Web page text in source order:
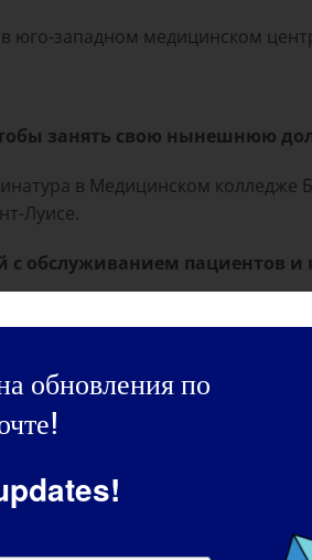
западном медицинском
занять свою нынешнюю
в Медицинском
Луисе.
с обслуживанием
школы сыграла важную
за пациентами вы
всего увлечены и что
здесь и сейчас, чтобы
и потенциал генной
обновления по